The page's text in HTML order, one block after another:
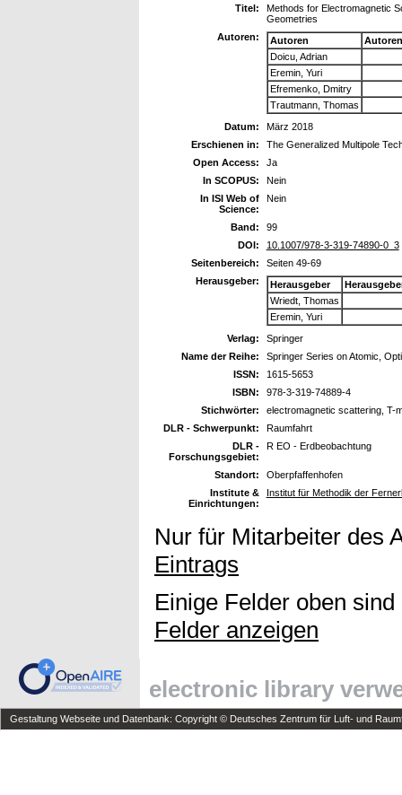
Titel:
Methods for Electromagnetic
Geometries
Autoren:
Autoren
Doicu, Adrian
Eremin, Yuri
Efremenko, Dmitry
Trautmann, Thomas
Datum:
März 2018
Erschienen in:
The Generalized Multipole
Open Access:
Ja
In SCOPUS:
Nein
In ISI Web of
Science:
Nein
Band:
99
DOI:
10.1007/978-3-319-74890-0_3
Seitenbereich:
Seiten 49-69
Herausgeber:
Herausgeber
Wriedt, Thomas
Eremin, Yuri
Verlag:
Springer
Name der Reihe:
Springer Series on Atomic,
ISSN:
1615-5653
ISBN:
978-3-319-74889-4
Stichwörter:
electromagnetic scattering, T-
DLR - Schwerpunkt:
Raumfahrt
DLR -
Forschungsgebiet:
R EO - Erdbeobachtung
Standort:
Oberpfaffenhofen
Institute &
Einrichtungen:
Institut für Methodik der
Nur für Mitarbeiter des
Eintrags
Einige Felder oben
Felder anzeigen
electronic library
Gestaltung Webseite und Datenbank: Copyright © Deutsches Zentrum für Luft- und